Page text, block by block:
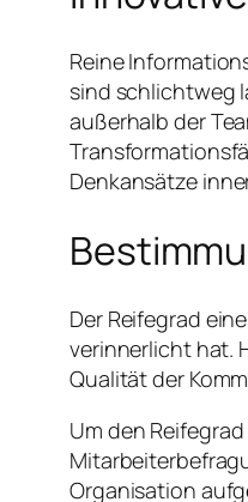
Reine
sind schlichtweg
außerhalb der
Denkansätze
Der Reifegrad
verinnerlicht hat.
Qualität der
Um den
Organisation